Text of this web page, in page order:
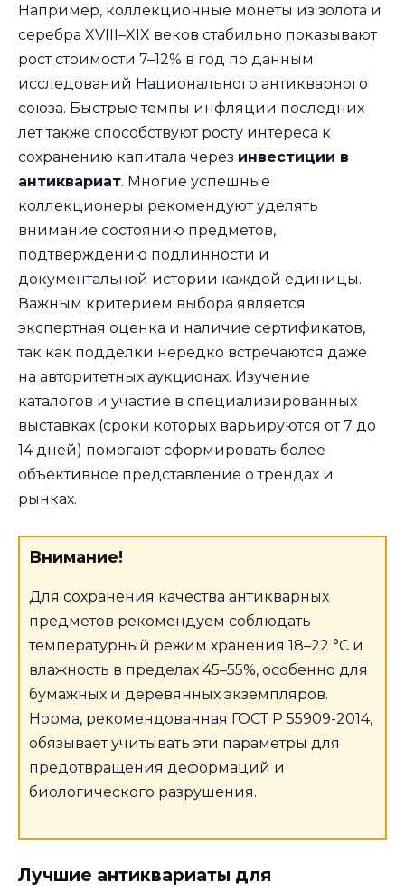
Например, коллекционные монеты из золота и
серебра XVIII–XIX веков стабильно показывают
рост стоимости 7–12% в год по данным
исследований Национального антикварного
союза. Быстрые темпы инфляции последних
лет также способствуют росту интереса к
сохранению капитала через инвестиции в
антиквариат. Многие успешные
коллекционеры рекомендуют уделять
внимание состоянию предметов,
подтверждению подлинности и
документальной истории каждой единицы.
Важным критерием выбора является
экспертная оценка и наличие сертификатов,
так как подделки нередко встречаются даже
на авторитетных аукционах. Изучение
каталогов и участие в специализированных
выставках (сроки которых варьируются от 7 до
14 дней) помогают сформировать более
объективное представление о трендах и
рынках.
Внимание!
Для сохранения качества антикварных
предметов рекомендуем соблюдать
температурный режим хранения 18–22 °C и
влажность в пределах 45–55%, особенно для
бумажных и деревянных экземпляров.
Норма, рекомендованная ГОСТ Р 55909-2014,
обязывает учитывать эти параметры для
предотвращения деформаций и
биологического разрушения.
Лучшие антиквариаты для